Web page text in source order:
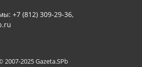
+7 (812) 309-29-36,
2007-2025 Gazeta.SPb